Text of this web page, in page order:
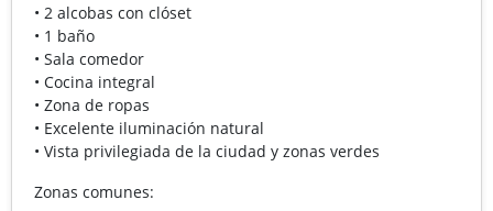
• 2 alcobas con clóset
• 1 baño
• Sala comedor
• Cocina integral
• Zona de ropas
• Excelente iluminación natural
• Vista privilegiada de la ciudad y zonas verdes
Zonas comunes: